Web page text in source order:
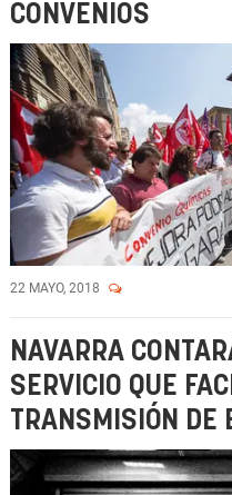
CONVENIOS
22 MAYO, 2018
NAVARRA
SERVICIO QUE
TRANSMISIÓN DE